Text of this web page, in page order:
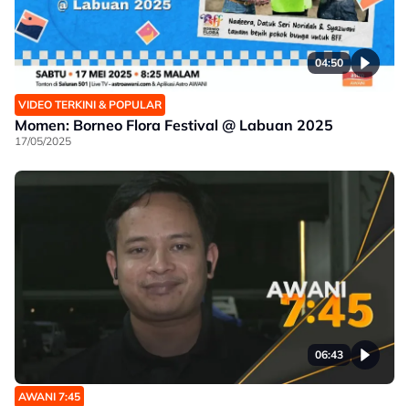
04:50
VIDEO TERKINI & POPULAR
Momen: Borneo Flora Festival @ Labuan 2025
17/05/2025
06:43
AWANI 7:45